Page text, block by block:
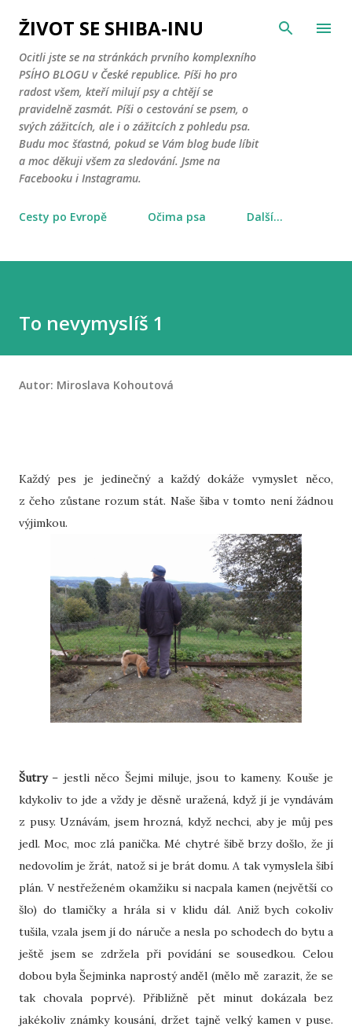
Přeskočit na hlavní obsah
ŽIVOT SE SHIBA-INU
Ocitli jste se na stránkách prvního komplexního
PSÍHO BLOGU v České republice. Píši ho pro
radost všem, kteří milují psy a chtějí se
pravidelně zasmát. Píši o cestování se psem, o
svých zážitcích, ale i o zážitcích z pohledu psa.
Budu moc šťastná, pokud se Vám blog bude líbit
a moc děkuji všem za sledování. Jsme na
Facebooku i Instagramu.
Cesty po Evropě Očima psa Další…
To nevymyslíš 1
Autor: Miroslava Kohoutová
Každý pes je jedinečný a každý dokáže vymyslet něco,
z čeho zůstane rozum stát. Naše šiba v tomto není žádnou
výjimkou.
Šutry– jestli něco Šejmi miluje, jsou to kameny. Kouše je
kdykoliv to jde a vždy je děsně uražená, když jí je vyndávám
z pusy. Uznávám, jsem hrozná, když nechci, aby je můj pes
jedl. Moc, moc zlá panička. Mé chytré šibě brzy došlo, že jí
nedovolím je žrát, natož si je brát domu. A tak vymyslela šibí
plán. V nestřeženém okamžiku si nacpala kamen (největší co
šlo) do tlamičky a hrála si v klidu dál. Aniž bych cokoliv
tušila, vzala jsem jí do náruče a nesla po schodech do bytu a
ještě jsem se zdržela při povídání se sousedkou. Celou
dobou byla Šejminka naprostý anděl (mělo mě zarazit, že se
tak chovala poprvé). Přibližně pět minut dokázala bez
jakékoliv známky kousání, držet tajně velký kamen v puse.